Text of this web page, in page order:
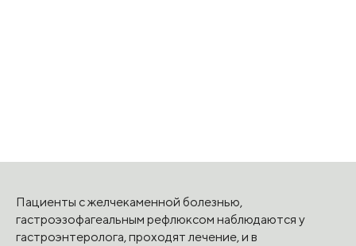
Пациенты с желчекаменной болезнью,
гастроэзофагеальным рефлюксом наблюдаются у
гастроэнтеролога, проходят лечение, и в